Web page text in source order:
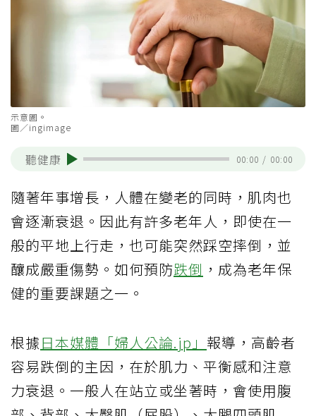
示意圖。
圖／ingimage
聽健康 00:00 / 00:00
隨著年事增長，人體在變老的同時，肌肉也
會逐漸衰退。因此有許多老年人，即使在一
般的平地上行走，也可能突然踩空摔倒，並
釀成嚴重傷勢。如何預防跌倒 ，成為老年保
健的重要課題之一。
根據日本媒體「婦人公論.jp」 報導，高齡者
容易跌倒的主因，在於肌力、平衡感和注意
力衰退。一般人在站立或坐著時，會使用腹